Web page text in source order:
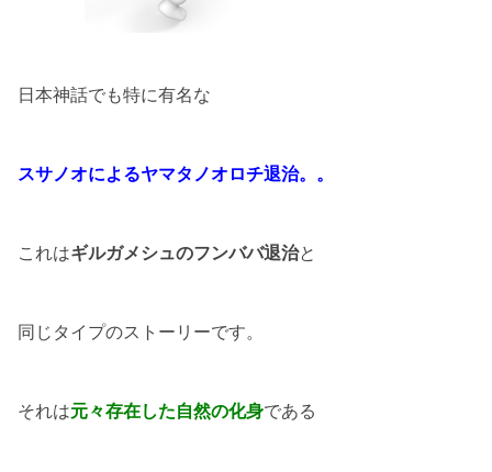
日本神話でも特に有名な
スサノオによるヤマタノオロチ退治。。
これはギルガメシュのフンババ退治と
同じタイプのストーリーです。
それは元々存在した自然の化身である